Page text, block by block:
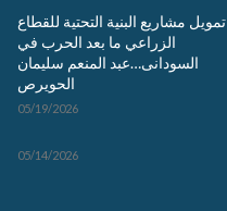
تمويل مشاريع البنية التحتية للقطاع
الزراعي ما بعد الحرب في
السودانى…عبد المنعم سليمان
الحويرص
05/19/2026
05/14/2026